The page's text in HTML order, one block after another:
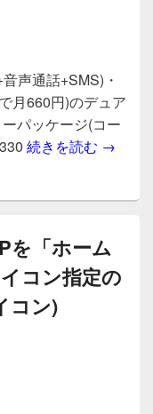
声通話+SMS)・
月660円)のデュア
パッケージ(コー
続きを読む 無料の
→
を「ホーム
コン指定の
コン)